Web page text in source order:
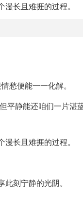
长且难捱的过程。
愁便能一一化解。
平静能还咱们一片湛
长且难捱的过程。
刻宁静的光阴。